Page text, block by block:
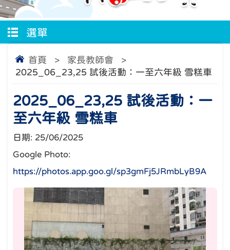
選單
首頁 > 家長教師會
>
2025_06_23,25 試後活動：一至六年級 雪糕車
2025_06_23,25 試後活動：一
至六年級 雪糕車
日期: 25/06/2025
Google Photo:
https://photos.app.goo.gl/sp3gmFj5JRmbLyB9A